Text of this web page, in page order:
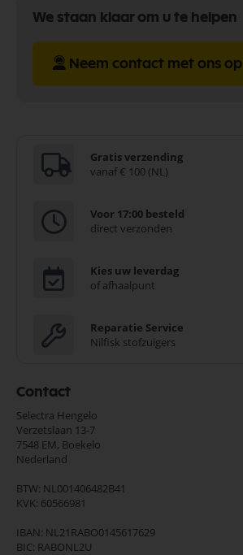
We staan klaar om u te helpen
Neem contact met ons op
Gratis verzending
vanaf € 100 (NL)
Voor 17:00 besteld
direct verzonden
Kies uw leverdag
of afhaalpunt
Reparatie Service
Nilfisk stofzuigers
Contact
Selectra Hengelo
Verzetslaan 13-7
7548 EM, Boekelo
Nederland
BTW: NL001406482B41
KVK: 60566981
IBAN: NL21RABO0145617629
BIC: RABONL2U